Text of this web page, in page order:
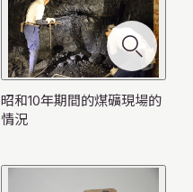
昭和10年期間的煤礦現場的
情況